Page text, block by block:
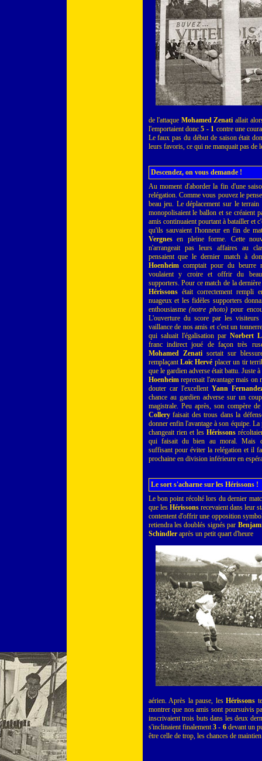
de l'attaque Mohamed Zenati allait
l'emportaient donc5 - 1 contre une
Le faux pas du début de saison était
leurs favoris, ce qui ne manquait pas de
Descendez, on vous demande !
Au moment d'aborder la fin d'une
relégation. Comme vous pouvez le
beau jeu. Le déplacement sur le
monopolisaient le ballon et se créaient
amis continuaient pourtant à batailler et
qu'ils sauvaient l'honneur en fin de
Vergnesen pleine forme. Cette
n'arrangeait pas leurs affaires au
pensaient que le dernier match à
Hoenheimcomptait pour du beurre
voulaient y croire et offrir du
supporters. Pour ce match de la
Hérissonsétait correctement rempli
nuageux et les fidèles supporters
enthousiasme (notre photo)pour
L'ouverture du score par les visiteurs
vaillance de nos amis et c'est un
qui saluait l'égalisation par Norbert
franc indirect joué de façon très
Mohamed Zenatisortait sur
remplaçantLoïc Hervé placer un tir
que le gardien adverse était battu. Juste
Hoenheimreprenait l'avantage mais on
douter car l'excellent Yann
chance au gardien adverse sur un
magistrale. Peu après, son compère
Colleryfaisait des trous dans la
donner enfin l'avantage à son équipe.
changeait rien et les Hérissons
qui faisait du bien au moral. Mais
suffisant pour éviter la relégation et il
prochaine en division inférieure en
Le sort s'acharne sur les Hérissons !
Le bon point récolté lors du dernier
que les Hérissonsrecevaient dans leur
contentent d'offrir une opposition
retiendra les doublés signés par
Schindleraprès un petit quart d'heure
aérien. Après la pause, lesHérissons
montrer que nos amis sont poursuivis
inscrivaient trois buts dans les deux
s'inclinaient finalement3 - 6devant un
être celle de trop, les chances de